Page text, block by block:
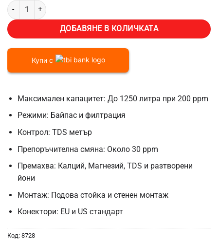
количество за Система за дейонизирана вода VEVOR PRS-
ДОБАВЯНЕ В КОЛИЧКАТА
Купи с
Максимален капацитет: До 1250 литра при 200 ppm
Режими: Байпас и филтрация
Контрол: TDS метър
Препоръчителна смяна: Около 30 ppm
Премахва: Калций, Магнезий, TDS и разтворени
йони
Монтаж: Подова стойка и стенен монтаж
Конектори: EU и US стандарт
Код: 8728